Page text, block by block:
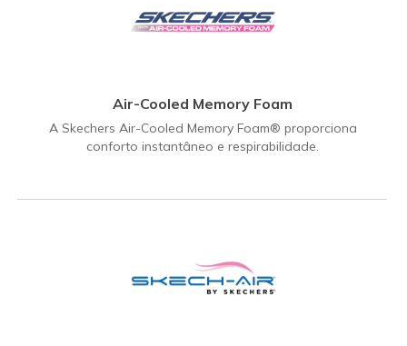
Air-Cooled Memory Foam
A Skechers Air-Cooled Memory Foam® proporciona
conforto instantâneo e respirabilidade.